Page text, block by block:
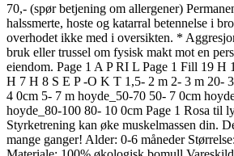
70,- (spør betjening om allergener)
halssmerte, hoste og katarral betennelse i
overhodet ikke med i oversikten. *
bruk eller trussel om fysisk makt mot en
eiendom. Page 1 A P RI L Page 1 Fill 19
H 7 H 8 S E P -O K T 1,5- 2 m 2- 3 m 20-
4 0cm 5- 7 m hoyde_50-70 50- 7 0cm
hoyde_80-100 80- 10 0cm Page 1 Rosa til
Styrketrening kan øke muskelmassen din.
mange ganger! Alder: 0-6 måneder